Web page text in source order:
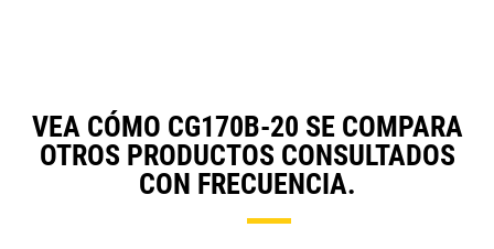
VEA CÓMO CG170B-20 SE COMPARA
OTROS PRODUCTOS CONSULTADOS
CON FRECUENCIA.